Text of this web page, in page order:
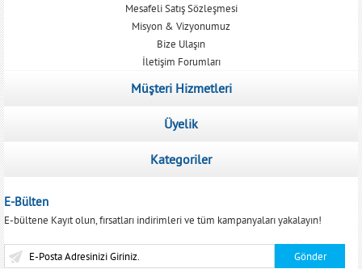
Mesafeli Satış Sözleşmesi
Misyon & Vizyonumuz
Bize Ulaşın
İletişim Forumları
Müşteri Hizmetleri
Üyelik
Kategoriler
E-Bülten
E-bültene Kayıt olun, fırsatları indirimleri ve tüm kampanyaları yakalayın!